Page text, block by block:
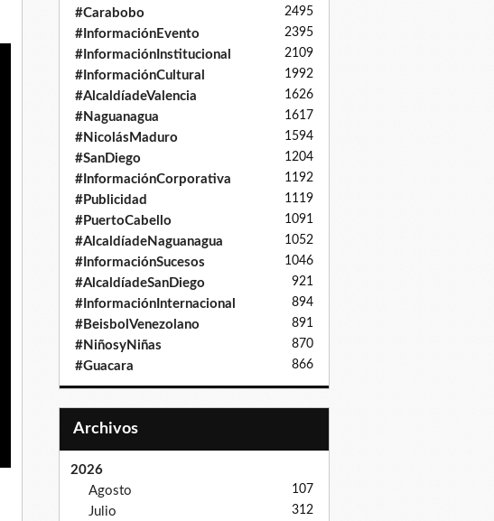
#Carabobo 2495
#InformaciónEvento 2395
#InformaciónInstitucional 2109
#InformaciónCultural 1992
#AlcaldíadeValencia 1626
#Naguanagua 1617
#NicolásMaduro 1594
#SanDiego 1204
#InformaciónCorporativa 1192
#Publicidad 1119
#PuertoCabello 1091
#AlcaldíadeNaguanagua 1052
#InformaciónSucesos 1046
#AlcaldíadeSanDiego 921
#InformaciónInternacional 894
#BeisbolVenezolano 891
#NiñosyNiñas 870
#Guacara 866
Archivos
2026
Agosto
107
Julio 312